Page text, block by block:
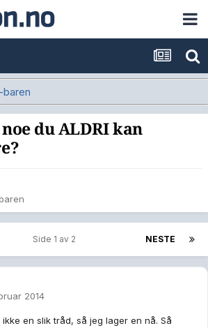
baren
du ALDRI kan
NESTE
Side 1 av 2
2014
en slik tråd, så jeg lager en nå. Så